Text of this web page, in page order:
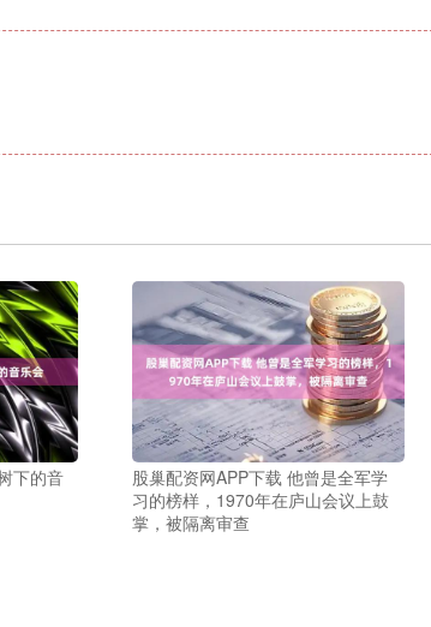
下的音
股巢配资网APP下载 他曾是全军学
习的榜样，1970年在庐山会议上鼓
掌，被隔离审查